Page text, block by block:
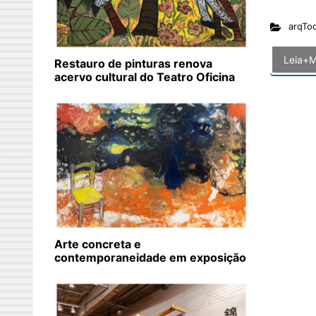
Restauro de pinturas renova
acervo cultural do Teatro Oficina
Arte concreta e
contemporaneidade em exposição